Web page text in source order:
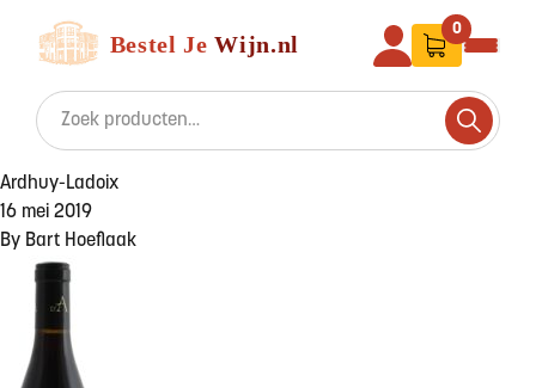
Search for:
Search
0
Ardhuy-Ladoix
16 mei 2019
By Bart Hoeflaak